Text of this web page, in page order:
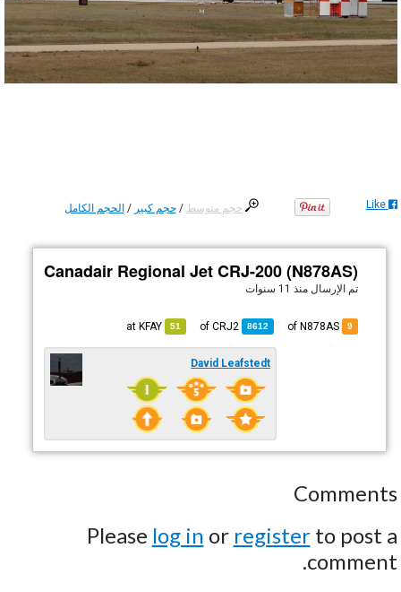
حجم متوسط /حجم كبير /الحجم الكامل Like
Canadair Regional Jet CRJ-200 (N878AS)
تم الإرسال منذ 11 سنوات
9
8612
CRJ2
51
KFAY
David Leafstedt
Comments
Please log in or registerto post a
comment.